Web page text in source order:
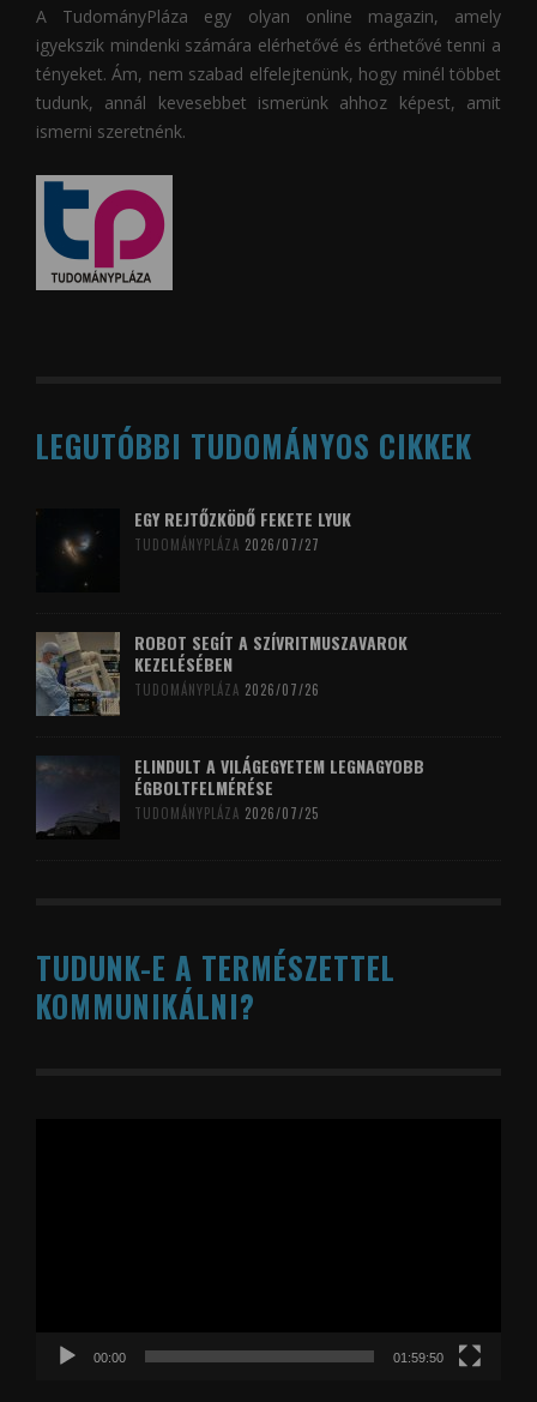
A TudományPláza egy olyan online magazin, amely
igyekszik mindenki számára elérhetővé és érthetővé tenni a
tényeket. Ám, nem szabad elfelejtenünk, hogy minél többet
tudunk, annál kevesebbet ismerünk ahhoz képest, amit
ismerni szeretnénk.
LEGUTÓBBI TUDOMÁNYOS CIKKEK
EGY REJTŐZKÖDŐ FEKETE LYUK
TUDOMÁNYPLÁZA 2026/07/27
ROBOT SEGÍT A SZÍVRITMUSZAVAROK
KEZELÉSÉBEN
TUDOMÁNYPLÁZA 2026/07/26
ELINDULT A VILÁGEGYETEM LEGNAGYOBB
ÉGBOLTFELMÉRÉSE
TUDOMÁNYPLÁZA 2026/07/25
TUDUNK-E A TERMÉSZETTEL
KOMMUNIKÁLNI?
00:00 01:59:50